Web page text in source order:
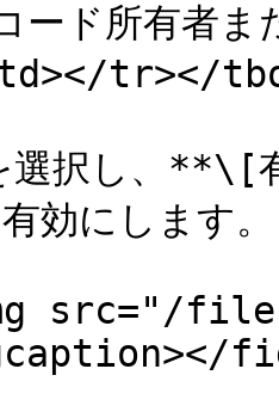
ード所有者
td></tr></
択し、**\[
にします。
src="/